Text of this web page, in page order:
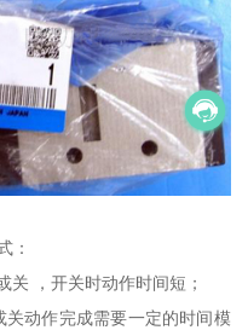
：
关 ，开关时动作时间短；
动作完成需要一定的时间模